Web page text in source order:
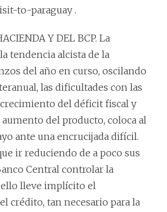
to-paraguay .
Y DEL BCP. La
tendencia alcista de la
del año en curso, oscilando
las dificultades con las
del déficit fiscal y
del producto, coloca al
ante una encrucijada difícil.
ir reduciendo de a poco sus
Central controlar la
lleve implícito el
crédito, tan necesario para la